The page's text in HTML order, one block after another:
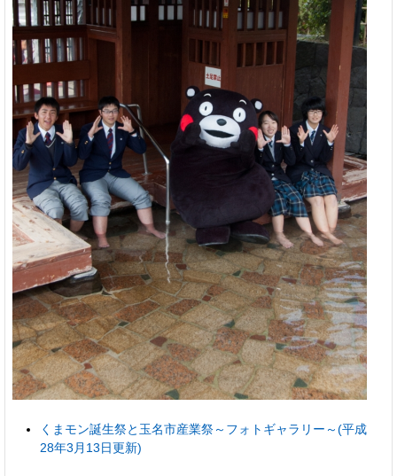
くまモン誕生祭と玉名市産業祭～フォトギャラリー～(平成
28年3月13日更新)